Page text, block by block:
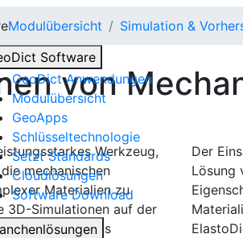
Dict Software
GeoDictAnwendungen
Modulübersicht
GeoApps
Schlüsseltechnologie
Setzt Standards
Cloudlösungen
Software Download
Modulübersicht Simulation &
von
Werkzeug,
mechanischen
Materialien zu
3D-Simulationen auf der
helfen Ihnen, das
Der
Lösung
Elasto